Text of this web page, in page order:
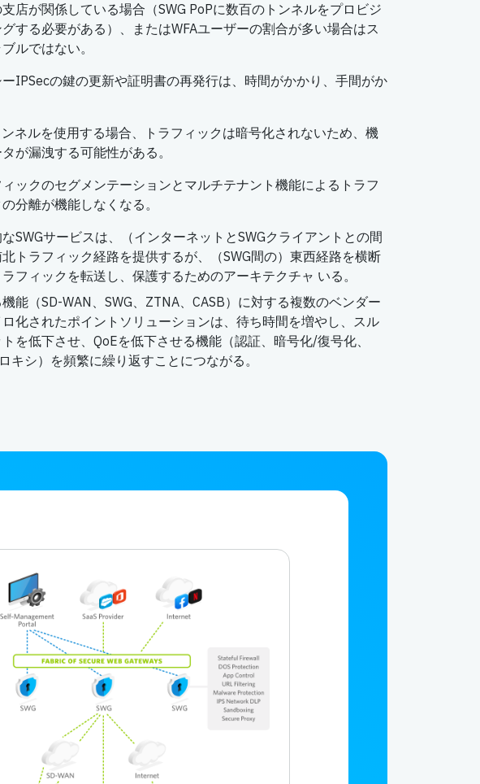
店が関係している場合（SWG PoPに数百のトンネルをプロビジ
グする必要がある）、またはWFAユーザーの割合が多い場合はス
ルではない。
ーIPSecの鍵の更新や証明書の再発行は、時間がかかり、手間がか
ンネルを使用する場合、トラフィックは暗号化されないため、機
が漏洩する可能性がある。
ィックのセグメンテーションとマルチテナント機能によるトラフ
分離が機能しなくなる。
SWGサービスは、（インターネットとSWGクライアントとの間
トラフィック経路を提供するが、（SWG間の）東西経路を横断
フィックを転送し、保護するためのアーキテクチャ いる。
能（SD-WAN、SWG、ZTNA、CASB）に対する複数のベンダー
化されたポイントソリューションは、待ち時間を増やし、スル
を低下させ、QoEを低下させる機能（認証、暗号化/復号化、
キシ）を頻繁に繰り返すことにつながる。